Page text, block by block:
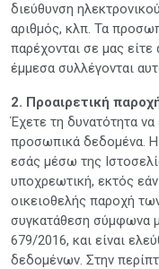
διεύθυνση
αριθμός, κλπ. Τα
παρέχονται σε μας
έμμεσα συλλέγονται
2. Προαιρετική
Έχετε τη δυνατότητα
προσωπικά δεδομένα.
εσάς μέσω της
υποχρεωτική, εκτός
οικειοθελής παροχή
συγκατάθεση σύμφωνα
679/2016, και είναι
δεδομένων. Στην